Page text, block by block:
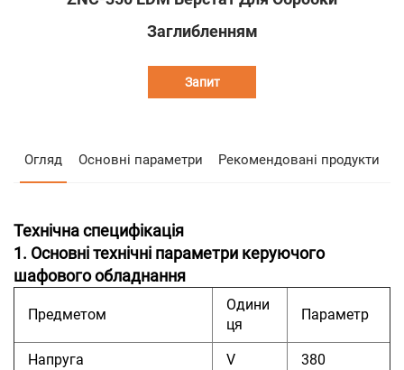
Заглибленням
Запит
Огляд Основні параметри Рекомендовані продукти
Технічна специфікація
1. Основні технічні параметри керуючого
шафового обладнання
Предметом
Одини
ця
Параметр
Напруга V 380